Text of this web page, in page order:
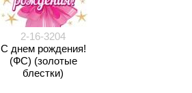
2-16-3204
С днем рождения!
(ФС) (золотые
блестки)